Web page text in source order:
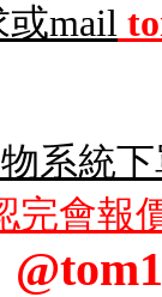
mail
系統
完會報